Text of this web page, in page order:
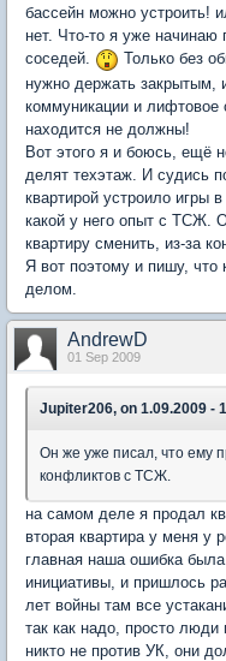
бассейн можно устроить!
нет. Что-то я уже начинаю
соседей.
Только без
нужно держать закрытым,
коммуникации и лифтовое
находится не должны!
Вот этого я и боюсь, ещё
делят техэтаж. И судись
квартирой устроило игры
какой у него опыт с ТСЖ.
квартиру сменить, из-за
Я вот поэтому и пишу,
делом.
AndrewD
01 Sep 2009
Jupiter206, on 1.09.2009 -
Он же уже писал, что ему
конфликтов с ТСЖ.
на самом деле я продал
вторая квартира у меня
главная наша ошибка
инициативы, и пришлось
лет войны там все
так как надо, просто люди
никто не против УК, они